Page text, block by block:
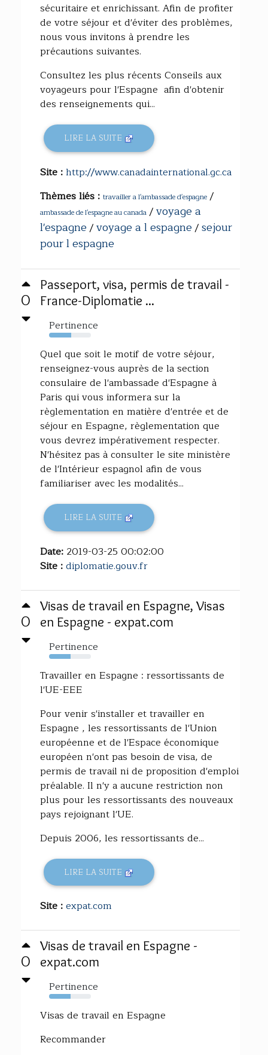
sécuritaire et enrichissant. Afin de profiter
de votre séjour et d'éviter des problèmes,
nous vous invitons à prendre les
précautions suivantes.
Consultez les plus récents Conseils aux
voyageurs pour l'Espagne afin d'obtenir
des renseignements qui...
LIRE LA SUITE
Site :http://www.canadainternational.gc.ca
Thèmes liés : travailler a l'ambassade d'espagne /
ambassade de l'espagne au canada /voyage a
l'espagne/voyage a l espagne/sejour
pour l espagne
0
Passeport, visa, permis de travail -
France-Diplomatie ...
Pertinence
53%
Quel que soit le motif de votre séjour,
renseignez-vous auprès de la section
consulaire de l'ambassade d'Espagne à
Paris qui vous informera sur la
règlementation en matière d'entrée et de
séjour en Espagne, règlementation que
vous devrez impérativement respecter.
N'hésitez pas à consulter le site ministère
de l'Intérieur espagnol afin de vous
familiariser avec les modalités...
LIRE LA SUITE
Date: 2019-03-25 00:02:00
Site :diplomatie.gouv.fr
0
Visas de travail en Espagne, Visas
en Espagne - expat.com
Pertinence
52%
Travailler en Espagne : ressortissants de
l'UE-EEE
Pour venir s'installer et travailler en
Espagne , les ressortissants de l'Union
européenne et de l'Espace économique
européen n'ont pas besoin de visa, de
permis de travail ni de proposition d'emploi
préalable. Il n'y a aucune restriction non
plus pour les ressortissants des nouveaux
pays rejoignant l'UE.
Depuis 2006, les ressortissants de...
LIRE LA SUITE
Site :expat.com
0
Visas de travail en Espagne -
expat.com
Pertinence
52%
Visas de travail en Espagne
Recommander